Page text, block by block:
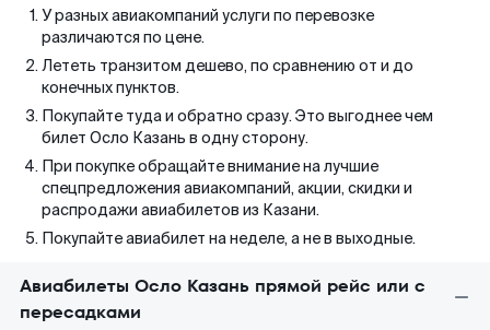
У разных авиакомпаний услуги по перевозке
различаются по цене.
Лететь транзитом дешево, по сравнению от и до
конечных пунктов.
Покупайте туда и обратно сразу. Это выгоднее чем
билет Осло Казань в одну сторону.
При покупке обращайте внимание на лучшие
спецпредложения авиакомпаний, акции, скидки и
распродажи авиабилетов из Казани.
Покупайте авиабилет на неделе, а не в выходные.
Авиабилеты Осло Казань прямой рейс или с
пересадками